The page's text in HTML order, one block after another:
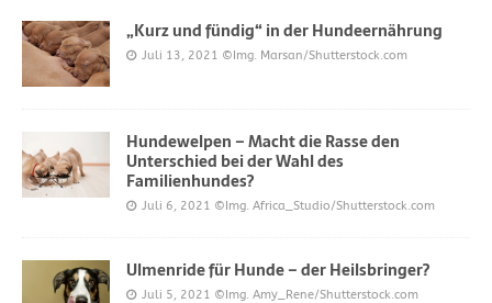
„Kurz und fündig“ in der Hundeernährung
Juli 13, 2021 ©Img. Marsan/Shutterstock.com
Hundewelpen – Macht die Rasse den
Unterschied bei der Wahl des
Familienhundes?
Juli 6, 2021 ©Img. Africa_Studio/Shutterstock.com
Ulmenride für Hunde – der Heilsbringer?
Juli 5, 2021 ©Img. Amy_Rene/Shutterstock.com